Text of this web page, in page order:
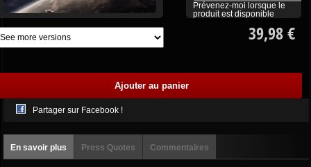
Prévenez-moi lorsque le
produit est disponible
39,98 €
Partager sur Facebook !
En savoir plus Press Quotes Commentaires